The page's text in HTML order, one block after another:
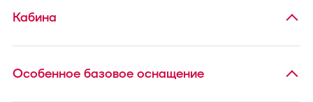
Кабина
Особенное базовое оснащение